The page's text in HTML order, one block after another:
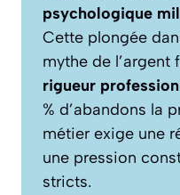
psychologique
Cette plongée
mythe de l’argent
rigueur
% d’abandons la
métier exige une
une pression
stricts.